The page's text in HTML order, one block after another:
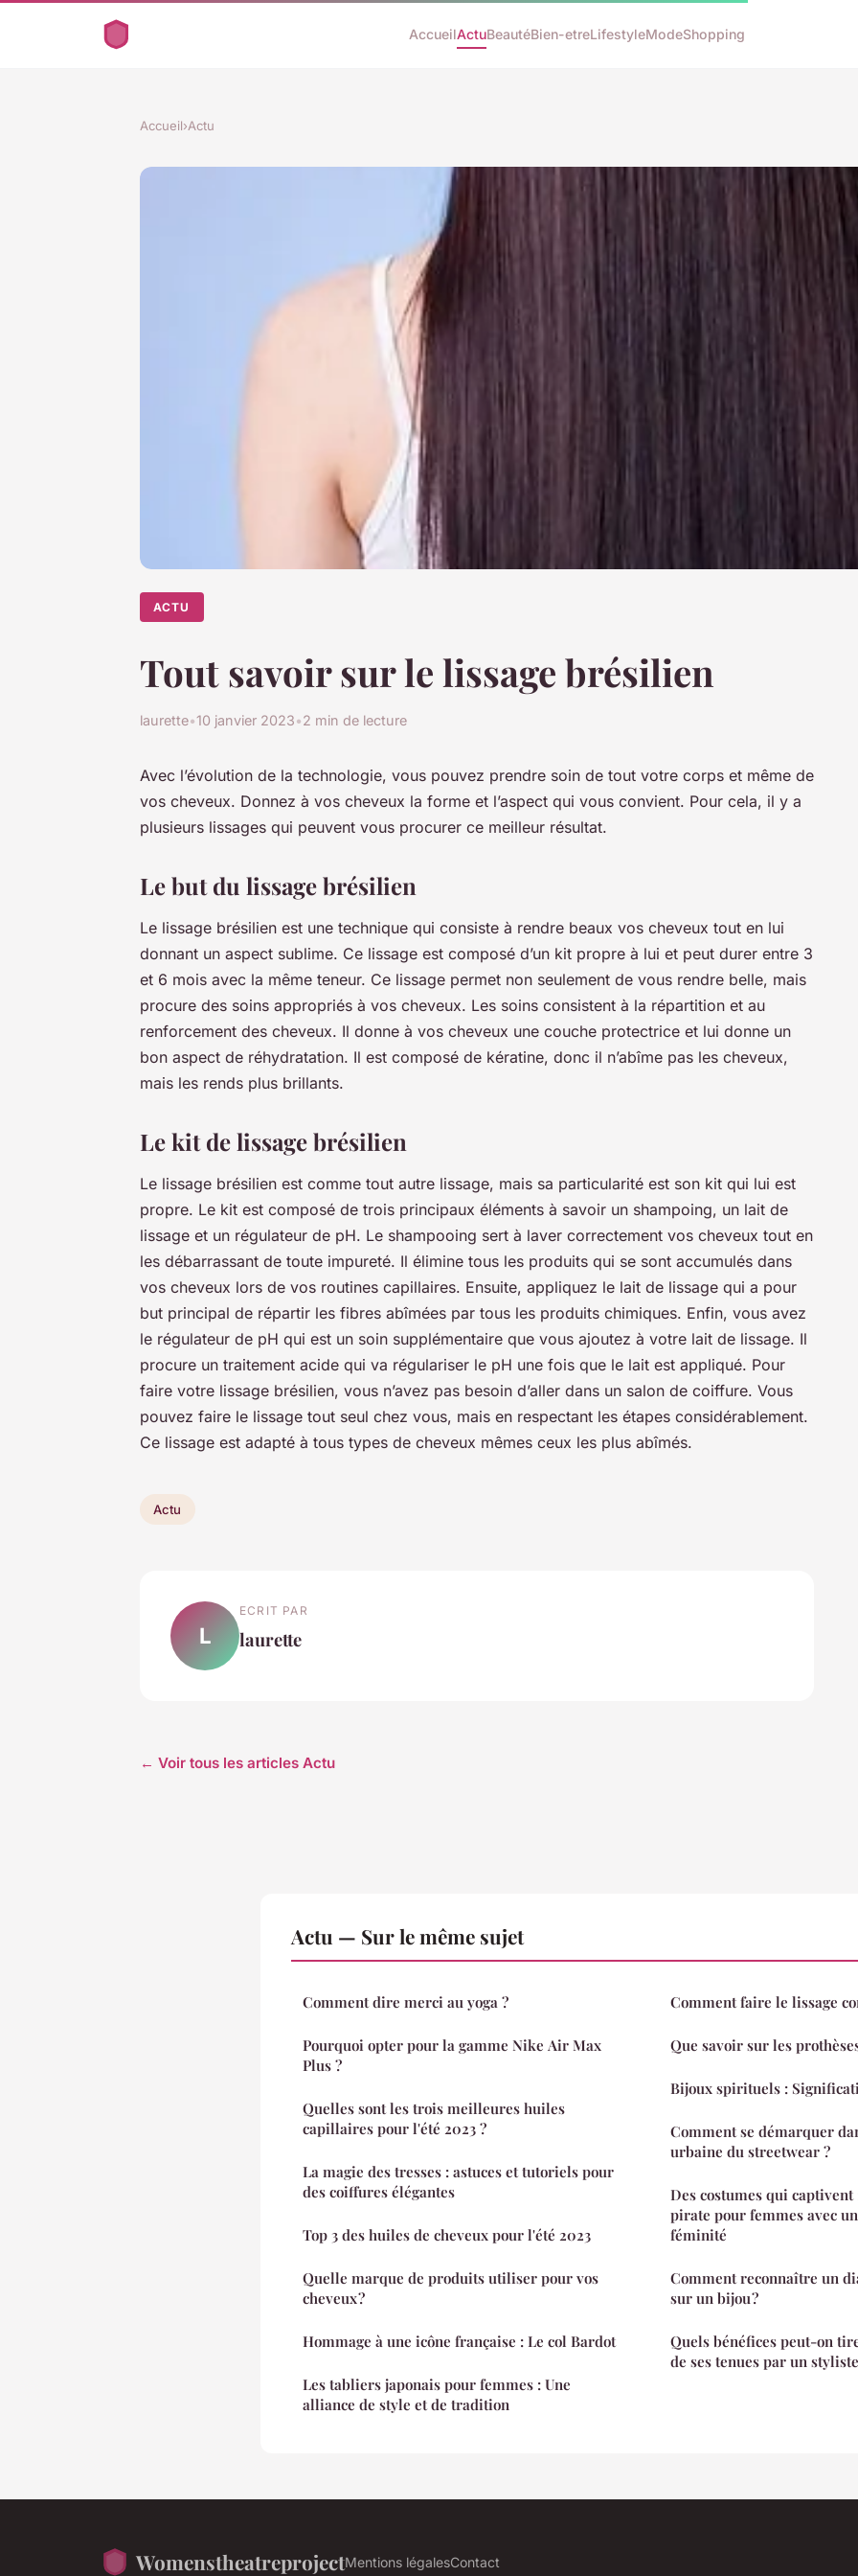
AccueilActuBeautéBien-etreLifestyleModeShopping
Accueil›Actu
ACTU
Tout savoir sur le lissage brésilien
laurette•10 janvier 2023•2 min de lecture
Avec l’évolution de la technologie, vous pouvez prendre soin de tout votre corps et même de
vos cheveux. Donnez à vos cheveux la forme et l’aspect qui vous convient. Pour cela, il y a
plusieurs lissages qui peuvent vous procurer ce meilleur résultat.
Le but du lissage brésilien
Le lissage brésilien est une technique qui consiste à rendre beaux vos cheveux tout en lui
donnant un aspect sublime. Ce lissage est composé d’un kit propre à lui et peut durer entre 3
et 6 mois avec la même teneur. Ce lissage permet non seulement de vous rendre belle, mais
procure des soins appropriés à vos cheveux. Les soins consistent à la répartition et au
renforcement des cheveux. Il donne à vos cheveux une couche protectrice et lui donne un
bon aspect de réhydratation. Il est composé de kératine, donc il n’abîme pas les cheveux,
mais les rends plus brillants.
Le kit de lissage brésilien
Le lissage brésilien est comme tout autre lissage, mais sa particularité est son kit qui lui est
propre. Le kit est composé de trois principaux éléments à savoir un shampoing, un lait de
lissage et un régulateur de pH. Le shampooing sert à laver correctement vos cheveux tout en
les débarrassant de toute impureté. Il élimine tous les produits qui se sont accumulés dans
vos cheveux lors de vos routines capillaires. Ensuite, appliquez le lait de lissage qui a pour
but principal de répartir les fibres abîmées par tous les produits chimiques. Enfin, vous avez
le régulateur de pH qui est un soin supplémentaire que vous ajoutez à votre lait de lissage. Il
procure un traitement acide qui va régulariser le pH une fois que le lait est appliqué. Pour
faire votre lissage brésilien, vous n’avez pas besoin d’aller dans un salon de coiffure. Vous
pouvez faire le lissage tout seul chez vous, mais en respectant les étapes considérablement.
Ce lissage est adapté à tous types de cheveux mêmes ceux les plus abîmés.
Actu
L
ECRIT PAR
laurette
← Voir tous les articles Actu
Actu — Sur le même sujet
Comment dire merci au yoga ?
Pourquoi opter pour la gamme Nike Air Max
Plus ?
Quelles sont les trois meilleures huiles
capillaires pour l'été 2023 ?
La magie des tresses : astuces et tutoriels pour
des coiffures élégantes
Top 3 des huiles de cheveux pour l'été 2023
Quelle marque de produits utiliser pour vos
cheveux ?
Hommage à une icône française : Le col Bardot
Les tabliers japonais pour femmes : Une
alliance de style et de tradition
Comment faire le lissage
Que savoir sur les
Bijoux spirituels :
Comment se démarquer
urbaine du streetwear ?
Des costumes qui captivent
pirate pour femmes avec
féminité
Comment reconnaître un
sur un bijou ?
Quels bénéfices peut-on
de ses tenues par un
WomenstheatreprojectMentions légalesContact